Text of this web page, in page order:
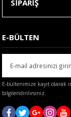
SİPARİŞ
E-BÜLTEN
E-bültenimize kayıt olarak
bilgilendirilirsiniz.